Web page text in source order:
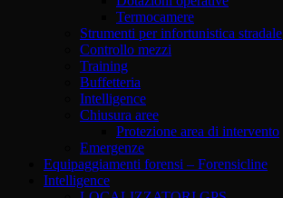
Termocamere
Strumenti per infortunistica stradale
Controllo mezzi
Training
Buffetteria
Intelligence
Chiusura aree
Protezione area di intervento
Emergenze
Equipaggiamenti forensi – Forensicline
Intelligence